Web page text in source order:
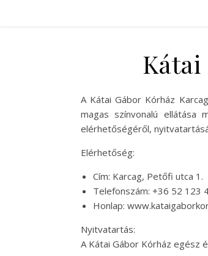
Kátai
A Kátai Gábor Kórház
magas színvonalú ellátása
elérhetőségéről,
Elérhetőség:
Cím: Karcag, Petőfi utca 1.
Telefonszám: +36 52 123
Honlap:
Nyitvatartás:
A Kátai Gábor Kórház egész